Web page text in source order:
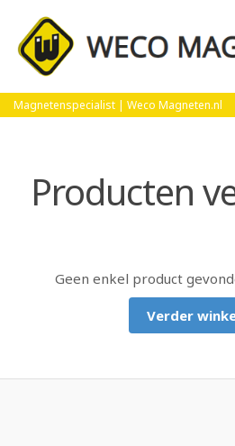
Magnetenspecialist | Weco Magneten.nl
Home Producten vergelijken
Producten
Geen enkel product
Verder